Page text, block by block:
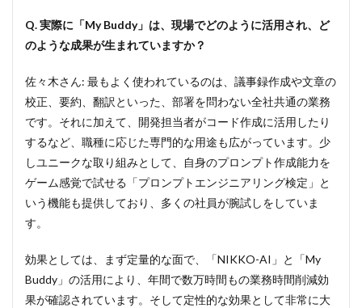
Q. 実際に「My Buddy」は、現場でどのように活用され、ど
のような成果が生まれていますか？
佐々木さん: 最もよく使われているのは、議事録作成や文章の
校正、要約、翻訳といった、部署を問わない全社共通の業務
です。それに加えて、開発担当者がコード作成に活用したり
するなど、職種に応じた専門的な用途も広がっています。少
しユニークな取り組みとして、自身のプロンプト作成能力を
ゲーム感覚で試せる「プロンプトエンジニアリング検定」と
いう機能も提供しており、多くの社員が腕試しをしていま
す。
効果としては、まず定量的な面で、「NIKKO-AI」と「My
Buddy」の活用により、年間で数万時間もの業務時間削減効
果が確認されています。そして定性的な効果として非常に大